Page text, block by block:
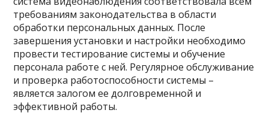
требованиям законодательства в области
обработки персональных данных. После
завершения установки и настройки необходимо
провести тестирование системы и обучение
персонала работе с ней. Регулярное обслуживание
и проверка работоспособности системы –
является залогом ее долговременной и
эффективной работы.